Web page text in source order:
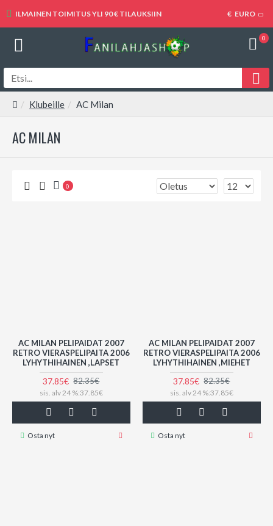
ILMAINEN TOIMITUS YLI 90 € TILAUKSIIN € EURO
0
Klubeille AC Milan
AC MILAN
0
AC MILAN PELIPAIDAT 2007
RETRO VIERASPELIPAITA 2006
LYHYTHIHAINEN ,LAPSET
37.85€ 82.35€
sis. alv 24 %:37.85€
Osta nyt
AC MILAN PELIPAIDAT 2007
RETRO VIERASPELIPAITA 2006
LYHYTHIHAINEN ,MIEHET
37.85€ 82.35€
sis. alv 24 %:37.85€
Osta nyt